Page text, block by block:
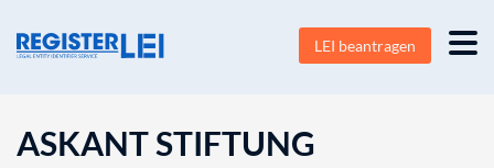
LEI beantragen
ASKANT STIFTUNG